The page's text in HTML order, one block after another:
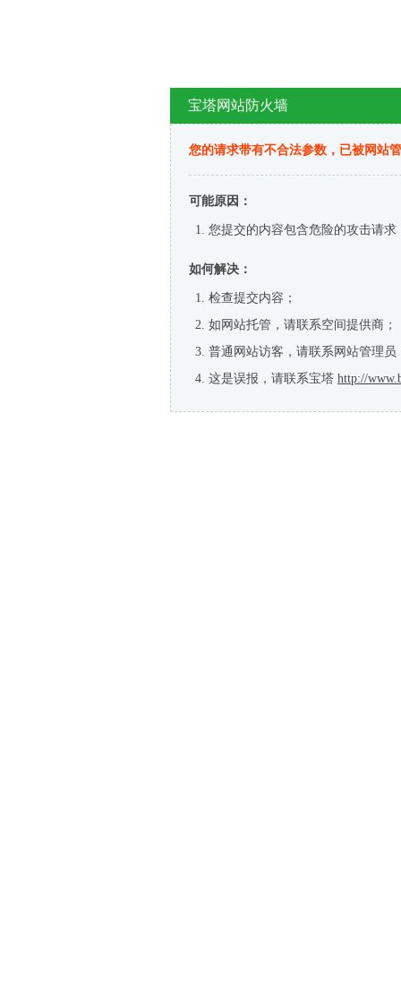
宝塔网站防火墙
您的请求带有不合法参数，已被网站
可能原因：
您提交的内容包含危险的攻击请求
如何解决：
检查提交内容；
如网站托管，请联系空间提供商；
普通网站访客，请联系网站管理员
这是误报，请联系宝塔 http://